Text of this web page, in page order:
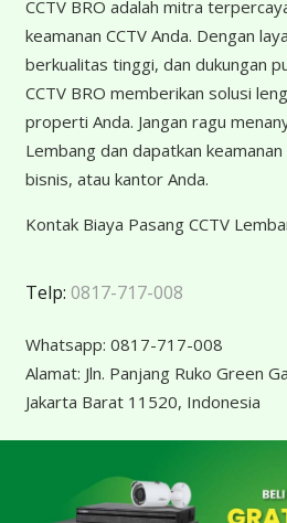
CCTV BRO adalah mitra
keamanan CCTV Anda. Dengan
berkualitas tinggi, dan dukungan
CCTV BRO memberikan solusi
properti Anda. Jangan ragu
Lembang dan dapatkan
bisnis, atau kantor Anda.
Kontak Biaya Pasang CCTV
Telp: 0817-717-008
Whatsapp: 0817-717-008
Alamat: Jln. Panjang Ruko Green
Jakarta Barat 11520, Indonesia